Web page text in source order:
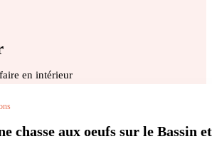
en intérieur
chasse aux oeufs sur le Bassin